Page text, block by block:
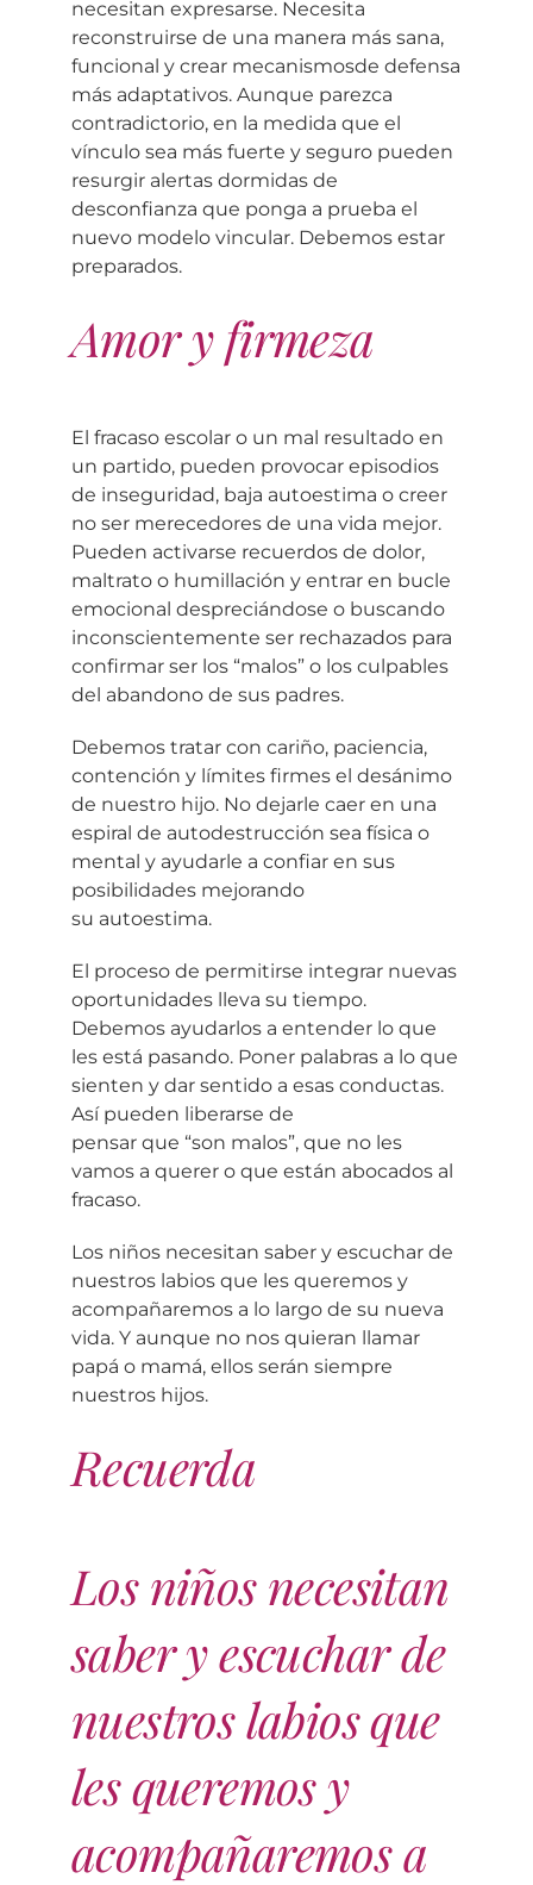
necesitan expresarse. Necesita
reconstruirse de una manera más sana,
funcional y crear mecanismosde defensa
más adaptativos. Aunque parezca
contradictorio, en la medida que el
vínculo sea más fuerte y seguro pueden
resurgir alertas dormidas de
desconfianza que ponga a prueba el
nuevo modelo vincular. Debemos estar
preparados.
Amor y firmeza
El fracaso escolar o un mal resultado en
un partido, pueden provocar episodios
de inseguridad, baja autoestima o creer
no ser merecedores de una vida mejor.
Pueden activarse recuerdos de dolor,
maltrato o humillación y entrar en bucle
emocional despreciándose o buscando
inconscientemente ser rechazados para
confirmar ser los “malos” o los culpables
del abandono de sus padres.
Debemos tratar con cariño, paciencia,
contención y límites firmes el desánimo
de nuestro hijo. No dejarle caer en una
espiral de autodestrucción sea física o
mental y ayudarle a confiar en sus
posibilidades mejorando
su autoestima.
El proceso de permitirse integrar nuevas
oportunidades lleva su tiempo.
Debemos ayudarlos a entender lo que
les está pasando. Poner palabras a lo que
sienten y dar sentido a esas conductas.
Así pueden liberarse de
pensar que “son malos”, que no les
vamos a querer o que están abocados al
fracaso.
Los niños necesitan saber y escuchar de
nuestros labios que les queremos y
acompañaremos a lo largo de su nueva
vida. Y aunque no nos quieran llamar
papá o mamá, ellos serán siempre
nuestros hijos.
Recuerda
Los niñosnecesitan
saber y escuchar de
nuestros labios que
les queremos y
acompañaremosa